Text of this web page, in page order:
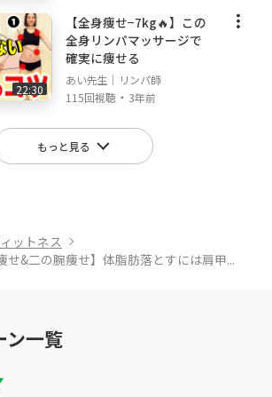
ルリンパ®を通して
、人生がより豊かで
性を増やすこと」
ら
22:30
【全身痩せ−7kg🔥】この
全身リンパマッサージで
確実に痩せる
あい先生｜リンパ師
115回視聴 ・ 3年前
もっと見る
ットネス
せ&二の腕痩せ】体脂肪落とすには肩甲...
ン一覧